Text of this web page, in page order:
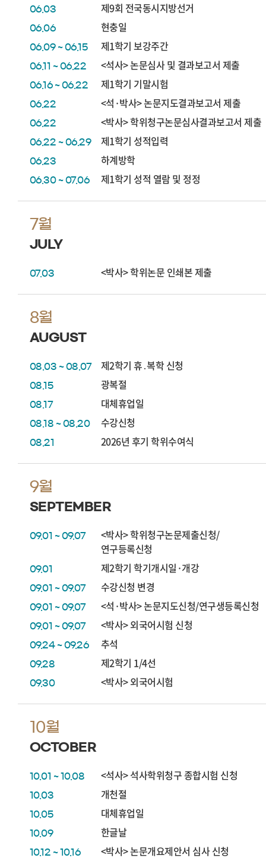
06.03 제9회 전국동시지방선거
06.06 현충일
06.09 ~ 06.15 제1학기 보강주간
06.11 ~ 06.22 <석사> 논문심사 및 결과보고서 제출
06.16 ~ 06.22 제1학기 기말시험
06.22 <석·박사> 논문지도결과보고서 제출
06.22 <박사> 학위청구논문심사결과보고서 제출
06.22 ~ 06.29 제1학기 성적입력
06.23 하계방학
06.30 ~ 07.06 제1학기 성적 열람 및 정정
7월
JULY
07.03 <박사> 학위논문 인쇄본 제출
8월
AUGUST
08.03 ~ 08.07 제2학기 휴․복학 신청
08.15 광복절
08.17 대체휴업일
08.18 ~ 08.20 수강신청
08.21 2026년 후기 학위수여식
9월
SEPTEMBER
09.01 ~ 09.07
<박사> 학위청구논문제출신청/
연구등록신청
09.01 제2학기 학기개시일·개강
09.01 ~ 09.07 수강신청 변경
09.01 ~ 09.07 <석·박사> 논문지도신청/연구생등록신청
09.01 ~ 09.07 <박사> 외국어시험 신청
09.24 ~ 09.26 추석
09.28 제2학기 1/4선
09.30 <박사> 외국어시험
10월
OCTOBER
10.01 ~ 10.08 <석사> 석사학위청구 종합시험 신청
10.03 개천절
10.05 대체휴업일
10.09 한글날
10.12 ~ 10.16 <박사> 논문개요제안서 심사 신청